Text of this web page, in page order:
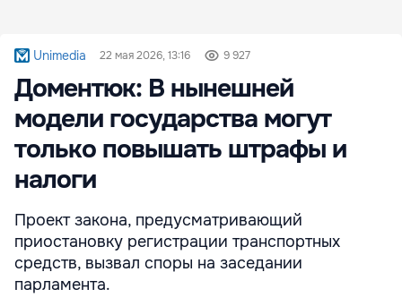
Unimedia 22 мая 2026, 13:16 9 927
Доментюк: В нынешней
модели государства могут
только повышать штрафы и
налоги
Проект закона, предусматривающий
приостановку регистрации транспортных
средств, вызвал споры на заседании
парламента.